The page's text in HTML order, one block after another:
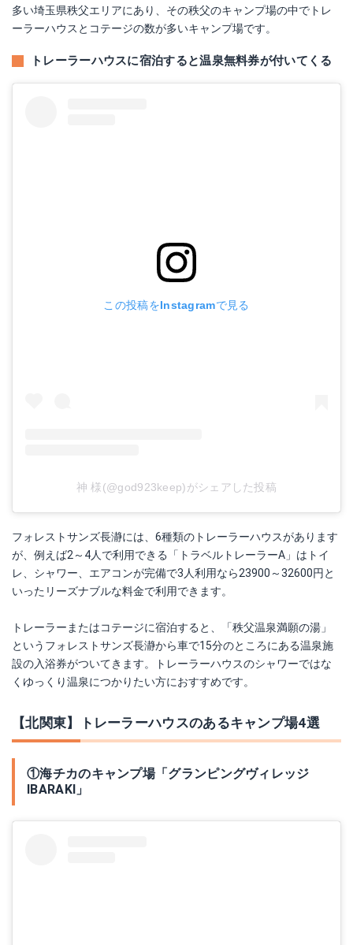
多い埼玉県秩父エリアにあり、その秩父のキャンプ場の中でトレ
ーラーハウスとコテージの数が多いキャンプ場です。
トレーラーハウスに宿泊すると温泉無料券が付いてくる
この投稿をInstagramで見る
神 様(@god923keep)がシェアした投稿
フォレストサンズ長瀞には、6種類のトレーラーハウスがあります
が、例えば2～4人で利用できる「トラベルトレーラーA」はトイ
レ、シャワー、エアコンが完備で3人利用なら23900～32600円と
いったリーズナブルな料金で利用できます。
トレーラーまたはコテージに宿泊すると、「秩父温泉満願の湯」
というフォレストサンズ長瀞から車で15分のところにある温泉施
設の入浴券がついてきます。トレーラーハウスのシャワーではな
くゆっくり温泉につかりたい方におすすめです。
【北関東】トレーラーハウスのあるキャンプ場4選
①海チカのキャンプ場「グランピングヴィレッジ
IBARAKI」